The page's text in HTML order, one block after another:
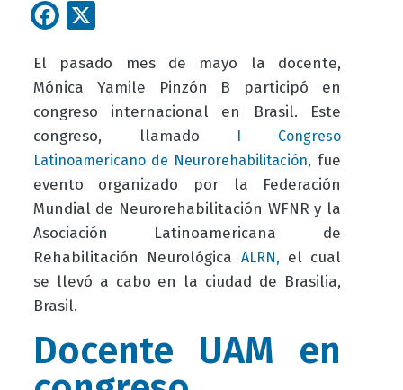
Facebook
El pasado mes de mayo la docente,
Mónica Yamile Pinzón B participó en
congreso internacional en Brasil. Este
congreso, llamado
I Congreso
Latinoamericano de Neurorehabilitación, fue
evento organizado por la Federación
Mundial de Neurorehabilitación WFNR y la
Asociación Latinoamericana de
Rehabilitación Neurológica ALRN,el cual
se llevó a cabo en la ciudad de Brasilia,
Brasil.
Docente UAM en